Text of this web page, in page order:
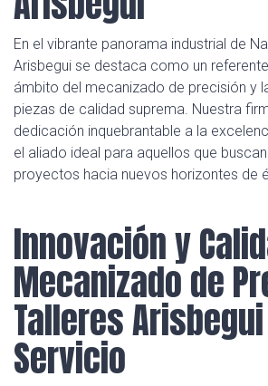
En el vibrante panorama industrial de
Arisbegui se destaca como un
ámbito del mecanizado de precisión y
piezas de calidad suprema. Nuestra
dedicación inquebrantable a la
el aliado ideal para aquellos que
proyectos hacia nuevos horizontes de
Innovación y
Mecanizado de
Talleres
Servicio